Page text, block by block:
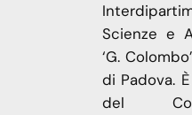
Scienze e
‘G.
di Padova.
del